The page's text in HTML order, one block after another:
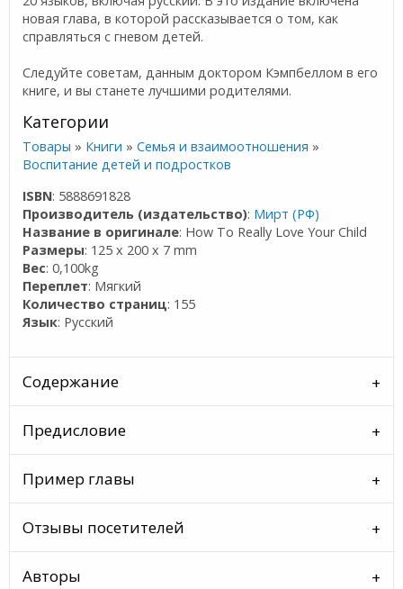
новая глава, в которой рассказывается о том, как
справляться с гневом детей.
Следуйте советам, данным доктором Кэмпбеллом в его
книге, и вы станете лучшими родителями.
Категории
Товары » Книги »Семья и взаимоотношения »
Воспитание детей и подростков
ISBN: 5888691828
Производитель (издательство): Мирт (РФ)
Название в оригинале: How To Really Love Your Child
Размеры: 125 x 200 x 7 mm
Вес: 0,100kg
Переплет: Мягкий
Количество страниц: 155
Язык: Русский
Содержание
Предисловие
Пример главы
Отзывы посетителей
Авторы